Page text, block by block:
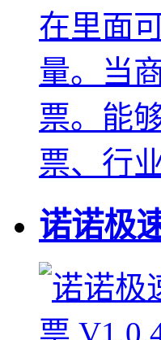
在里面
量。当
票。能
票、行
诺诺极